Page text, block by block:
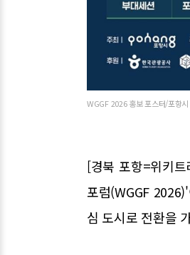
WGGF 2026 홍보 포스터/포항시
[경북 포항=위키
포럼(WGGF
심 도시로 전환을